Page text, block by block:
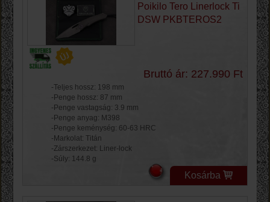
Poikilo Tero Linerlock Ti
DSW PKBTEROS2
Bruttó ár: 227.990 Ft
-Teljes hossz: 198 mm
-Penge hossz: 87 mm
-Penge vastagság: 3.9 mm
-Penge anyag: M398
-Penge keménység: 60-63 HRC
-Markolat: Titán
-Zárszerkezet: Liner-lock
-Súly: 144.8 g
Kosárba